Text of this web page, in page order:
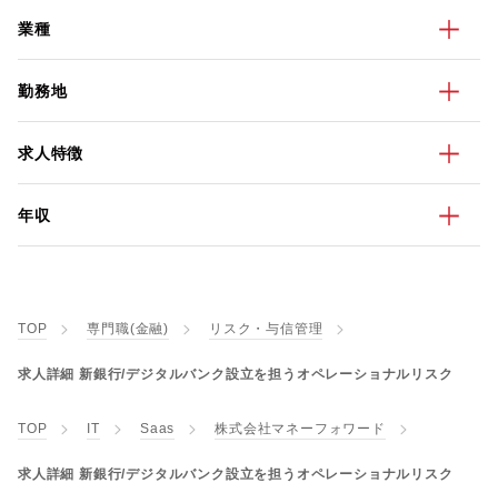
業種
勤務地
求人特徴
年収
TOP 専門職(金融) リスク・与信管理
求人詳細 新銀行/デジタルバンク設立を担うオペレーショナルリスク
TOP IT Saas 株式会社マネーフォワード
求人詳細 新銀行/デジタルバンク設立を担うオペレーショナルリスク